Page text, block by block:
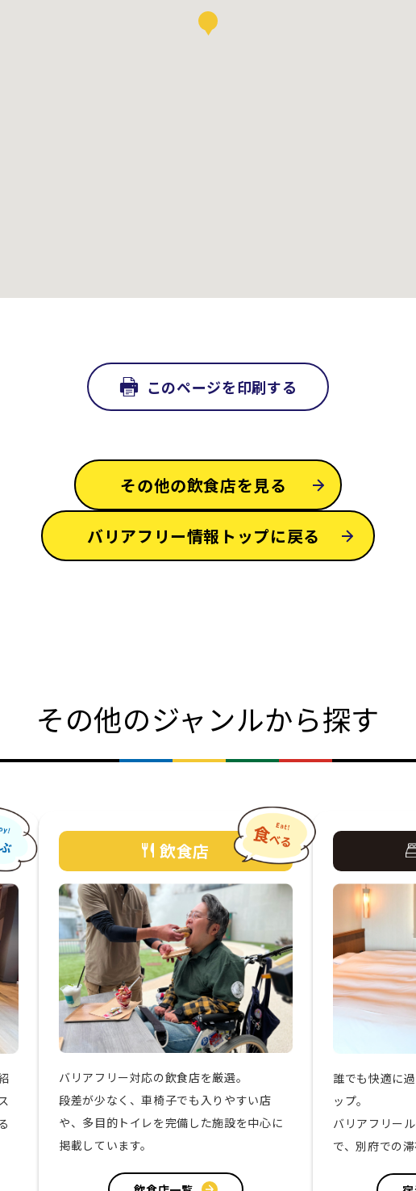
このページを印刷する
その他の飲食店を見る
バリアフリー情報トップに戻る
その他のジャンルから探す
飲食店
バリアフリー対応の飲食店を厳選。
段差が少なく、車椅子でも入りやすい店
や、多目的トイレを完備した施設を中心に
掲載しています。
誰でも快適に
ップ。
バリアフリー
で、別府での